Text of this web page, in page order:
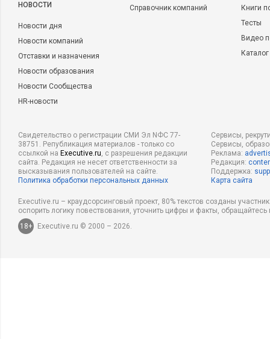
НОВОСТИ
Новости дня
Новости компаний
Отставки и назначения
Новости образования
Новости Сообщества
HR-новости
Справочник компаний
Книги
Тесты
Видео
Свидетельство о регистрации СМИ Эл NФС 77-
38751. Републикация материалов - только со
ссылкой на Executive.ru, с разрешения редакции
сайта. Редакция не несет ответственности за
высказывания пользователей на сайте.
Политика обработки персональных данных
Сервисы,
Сервисы,
Реклама:
Редакция:
Поддержка:
Карта сайта
Executive.ru – краудсорсинговый проект, 80% текстов созданы
оспорить логику повествования, уточнить цифры и факты,
18+
Executive.ru © 2000 – 2026.